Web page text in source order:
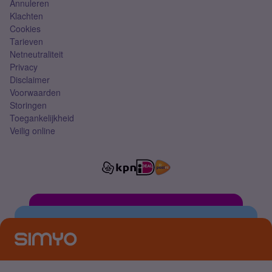
Annuleren
Klachten
Cookies
Tarieven
Netneutraliteit
Privacy
Disclaimer
Voorwaarden
Storingen
Toegankelijkheid
Veilig online